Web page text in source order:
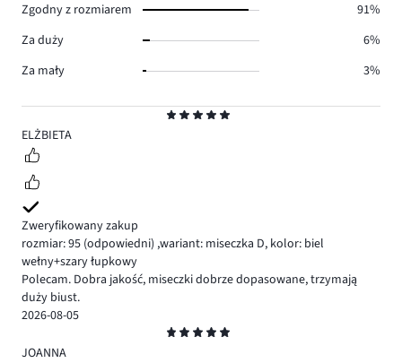
5
ELŻBIETA
Zweryfikowany zakup
rozmiar: 95 (odpowiedni) ,wariant: miseczka D, kolor: biel
wełny+szary łupkowy
Polecam. Dobra jakość, miseczki dobrze dopasowane, trzymają
duży biust.
2026-08-05
5
JOANNA
Zgodny z rozmiarem
91%
Za duży
6%
Za mały
3%